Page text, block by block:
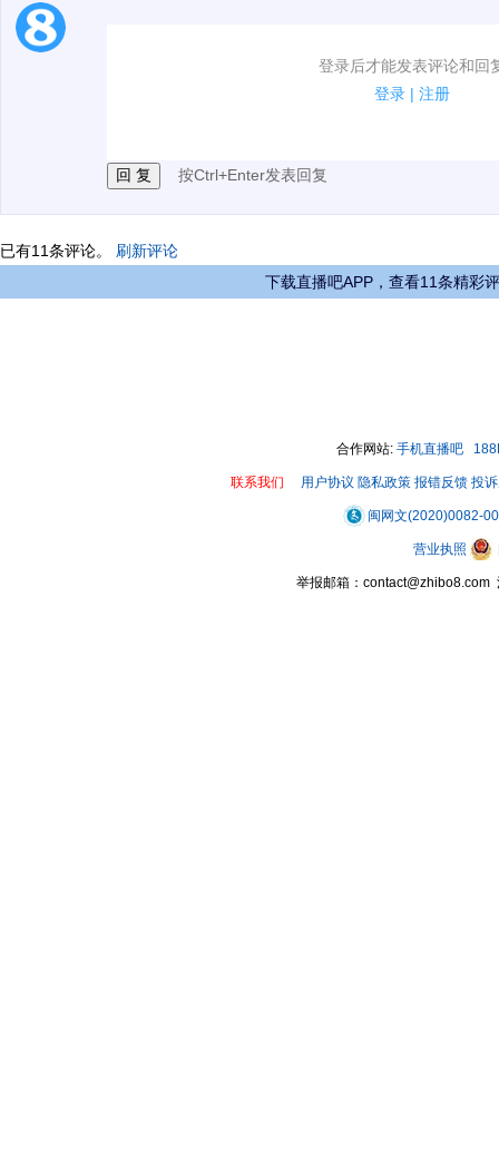
登录后才能发表评论和回
登录 | 注册
1.电脑端新用户可以发表评论了！
按Ctrl+Enter发表回复
已有11条评论。 刷新评论
下载直播吧APP，查看11条精彩
合作网站: 手机直播吧
联系我们 用户协议 隐私政策 报错反馈 投
闽网文(2020)0082-
营业执照
举报邮箱：